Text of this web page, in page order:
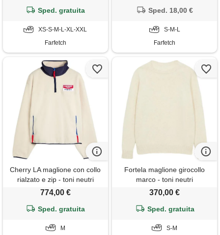
Sped. gratuita
XS-S-M-L-XL-XXL
Farfetch
Sped. 18,00 €
S-M-L
Farfetch
Cherry LA maglione con collo
rialzato e zip - toni neutri
774,00 €
Sped. gratuita
M
Fortela maglione girocollo
marco - toni neutri
370,00 €
Sped. gratuita
S-M